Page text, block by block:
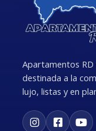
Apartamentos RD
destinada a la
lujo, listas y en